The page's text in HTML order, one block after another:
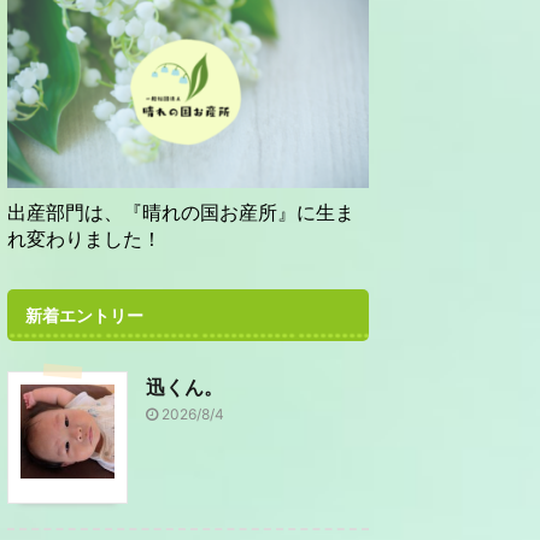
出産部門は、『晴れの国お産所』に生ま
れ変わりました！
新着エントリー
迅くん。
2026/8/4